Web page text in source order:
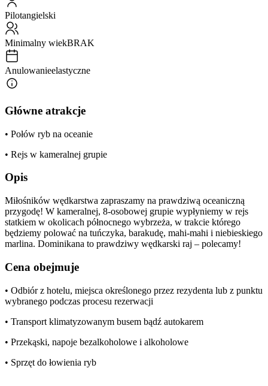
Pilotangielski
Minimalny wiekBRAK
Anulowanieelastyczne
Główne atrakcje
• Połów ryb na oceanie
• Rejs w kameralnej grupie
Opis
Miłośników wędkarstwa zapraszamy na prawdziwą oceaniczną
przygodę! W kameralnej, 8-osobowej grupie wypłyniemy w rejs
statkiem w okolicach północnego wybrzeża, w trakcie którego
będziemy polować na tuńczyka, barakudę, mahi-mahi i niebieskiego
marlina. Dominikana to prawdziwy wędkarski raj – polecamy!
Cena obejmuje
• Odbiór z hotelu, miejsca określonego przez rezydenta lub z punktu
wybranego podczas procesu rezerwacji
• Transport klimatyzowanym busem bądź autokarem
• Przekąski, napoje bezalkoholowe i alkoholowe
• Sprzęt do łowienia ryb